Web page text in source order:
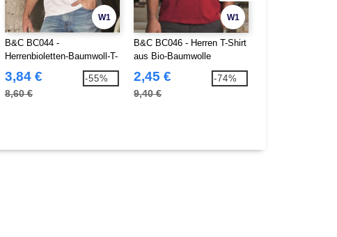
W1
B&C BC044 -
Herrenbioletten-Baumwoll-T-
3,84 €
8,60 €
-55%
W1
B&C BC046 - Herren T-Shirt
aus Bio-Baumwolle
2,45 €
9,40 €
-74%